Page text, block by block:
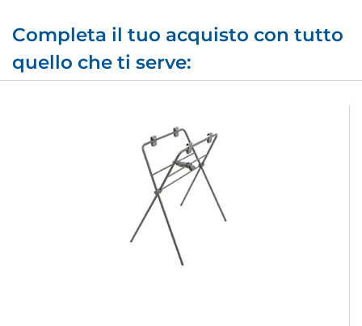
Completa il tuo acquisto con tutto
quello che ti serve: